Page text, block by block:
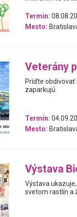
Termín:
Mesto:
Veterány
Príďte obdivovať
zaparkujú.
Termín:
Mesto:
Výstava
Výstava
svetom rastlín a